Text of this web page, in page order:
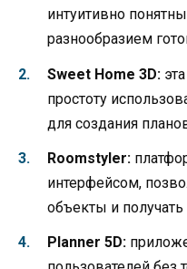
интуитивно
разнообразием
Sweet Home 3D:
простоту
для создания
Roomstyler:
интерфейсом,
объекты и
Planner 5D: